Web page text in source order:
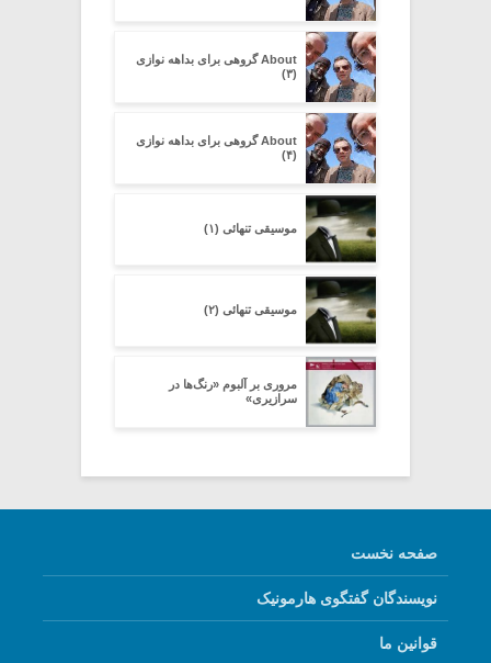
About گروهی برای بداهه نوازی
(۳)
About گروهی برای بداهه نوازی
(۴)
موسیقی تنهائی (۱)
موسیقی تنهائی (۲)
مروری بر آلبوم «رنگ‌ها در
سرازیری»
صفحه نخست
نویسندگان گفتگوی هارمونیک
قوانین ما